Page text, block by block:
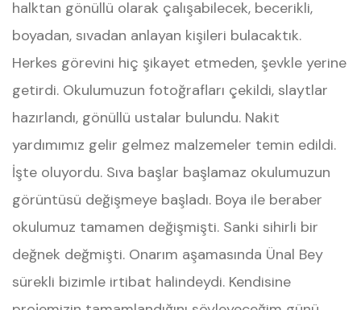
halktan gönüllü olarak çalışabilecek, becerikli,
boyadan, sıvadan anlayan kişileri bulacaktık.
Herkes görevini hiç şikayet etmeden, şevkle yerine
getirdi. Okulumuzun fotoğrafları çekildi, slaytlar
hazırlandı, gönüllü ustalar bulundu. Nakit
yardımımız gelir gelmez malzemeler temin edildi.
İşte oluyordu. Sıva başlar başlamaz okulumuzun
görüntüsü değişmeye başladı. Boya ile beraber
okulumuz tamamen değişmişti. Sanki sihirli bir
değnek değmişti. Onarım aşamasında Ünal Bey
sürekli bizimle irtibat halindeydi. Kendisine